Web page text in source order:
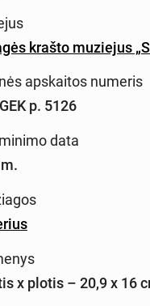
krašto muziejus
apskaitos numeris
p. 5126
data
x plotis – 20,9 x 16